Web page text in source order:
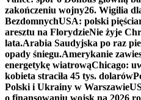
zakończeniu wojny26. Wigilia
BezdomnychUSA: polski
aresztu na FlorydzieNie żyje
lata.Arabia Saudyjska po raz
opady śniegu.Amerykanie
energetykę wiatrowąChicago:
kobieta straciła 45 tys. dolarów
Polski i Ukrainy w Warszawie
o finansowaniu wojsk na 2026